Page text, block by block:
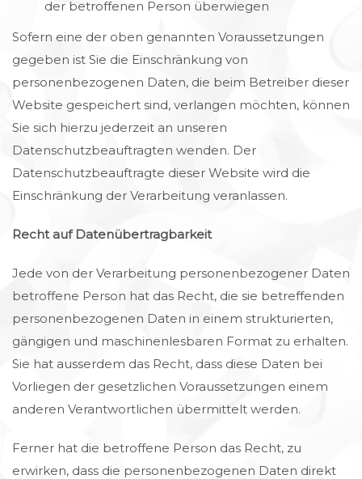
der betroffenen Person überwiegen
Sofern eine der oben genannten Voraussetzungen
gegeben ist Sie die Einschränkung von
personenbezogenen Daten, die beim Betreiber dieser
Website gespeichert sind, verlangen möchten, können
Sie sich hierzu jederzeit an unseren
Datenschutzbeauftragten wenden. Der
Datenschutzbeauftragte dieser Website wird die
Einschränkung der Verarbeitung veranlassen.
Recht auf Datenübertragbarkeit
Jede von der Verarbeitung personenbezogener Daten
betroffene Person hat das Recht, die sie betreffenden
personenbezogenen Daten in einem strukturierten,
gängigen und maschinenlesbaren Format zu erhalten.
Sie hat ausserdem das Recht, dass diese Daten bei
Vorliegen der gesetzlichen Voraussetzungen einem
anderen Verantwortlichen übermittelt werden.
Ferner hat die betroffene Person das Recht, zu
erwirken, dass die personenbezogenen Daten direkt